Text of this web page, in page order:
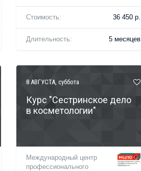
Стоимость: 36 450 р.
Длительность: 5 месяцев
8 АВГУСТА , суббота
Курс "Сестринское дело
в косметологии"
Международный центр
профессионального